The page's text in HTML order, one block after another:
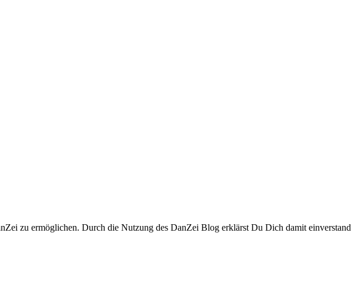
zu ermöglichen. Durch die Nutzung des DanZei Blog erklärst Du Dich damit